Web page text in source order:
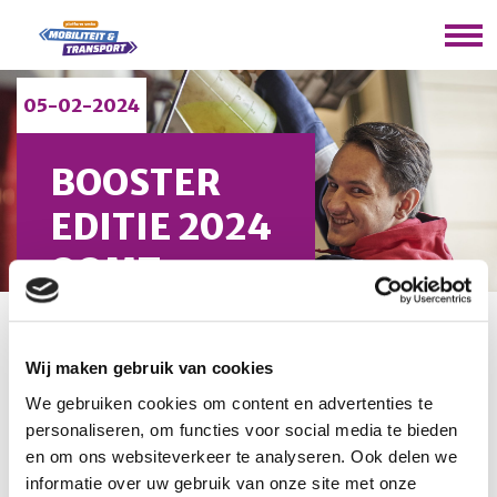
Wij maken gebruik van cookies
We gebruiken cookies om content en advertenties te
personaliseren, om functies voor social media te bieden
en om ons websiteverkeer te analyseren. Ook delen we
informatie over uw gebruik van onze site met onze
05-02-2024
BOOSTER
EDITIE 2024
OOMT
Oomt
Ga de uitdaging aan enbeat boring! Leer nieuwe skills.
Je werkt in de mobiliteitsbranche dus er zijn
mogelijkheden genoeg. In de nieuwe editie van